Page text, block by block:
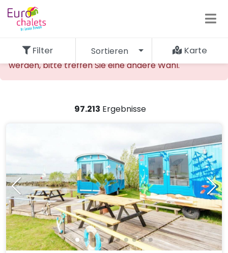
Die gewünschte Unterkunft kann nicht gefunden
werden, bitte treffen Sie eine andere Wahl.
97.213 Ergebnisse
Filter Sortieren Karte